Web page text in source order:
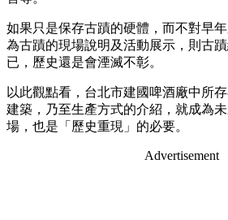
如果只是保存古蹟的硬體，而不對早
為古蹟的現場說明及活動展示，則古
已，歷史還是會湮滅不彰。
以此觀點看，台北市建國啤酒廠中所
建築，乃至生產方式的介紹，就成為
場，也是「歷史重現」的必要。
Advertisement